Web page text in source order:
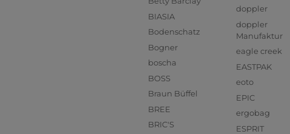
BIASIA
Bodenschatz
Bogner
boscha
BOSS
Braun Büffel
BREE
BRIC'S
doppler
doppler
Manufaktur
eagle creek
EASTPAK
eoto
EPIC
ergobag
ESPRIT